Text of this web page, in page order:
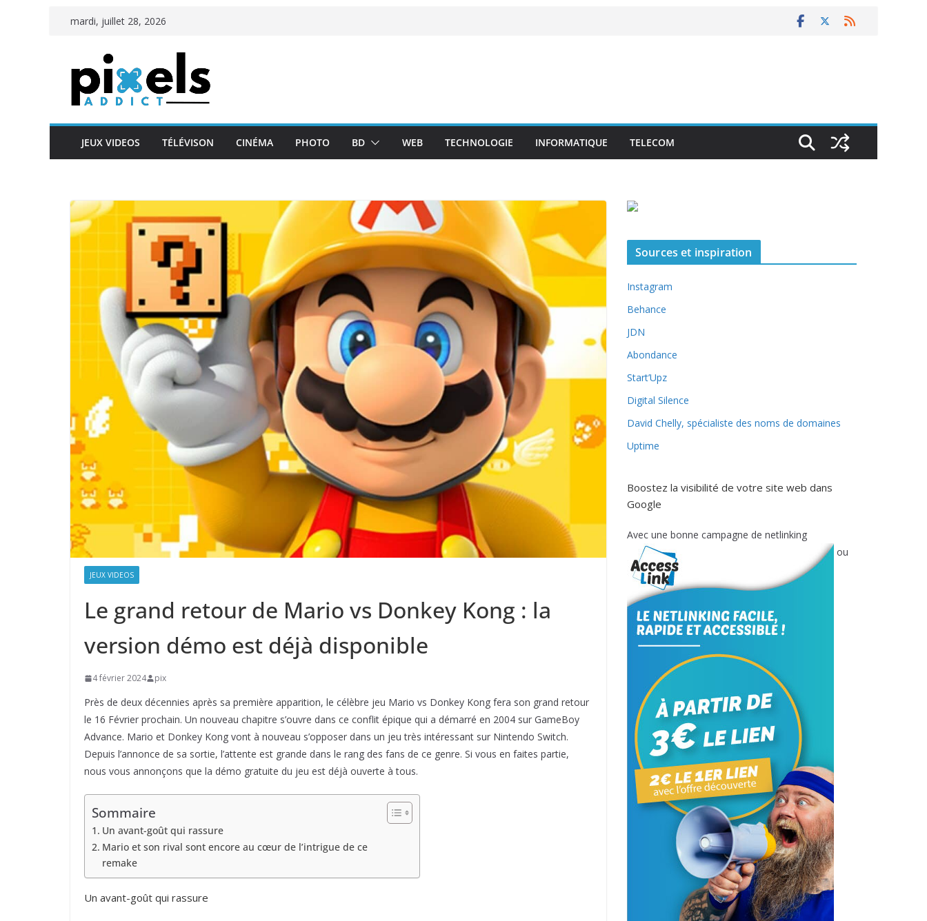
Passermardi, juillet 28, 2026
JEUX VIDEOS TÉLÉVISON CINÉMA PHOTO BD WEB TECHNOLOGIE INFORMATIQUE TELECOM
JEUX VIDEOS
Le grand retour de Mario vs Donkey Kong : la
version démo est déjà disponible
4 février 2024 pix
Près de deux décennies après sa première apparition, le célèbre jeu Mario vs Donkey Kong fera son grand retour
le 16 Février prochain. Un nouveau chapitre s’ouvre dans ce conflit épique qui a démarré en 2004 sur GameBoy
Advance. Mario et Donkey Kong vont à nouveau s’opposer dans un jeu très intéressant sur Nintendo Switch.
Depuis l’annonce de sa sortie, l’attente est grande dans le rang des fans de ce genre. Si vous en faites partie,
nous vous annonçons que la démo gratuite du jeu est déjà ouverte à tous.
Sommaire
Un avant-goût qui rassure
Mario et son rival sont encore au cœur de l’intrigue de ce
remake
Un avant-goût qui rassure
Sources et inspiration
Instagram
Behance
JDN
Abondance
Start’Upz
Digital Silence
David Chelly, spécialiste des noms de domaines
Uptime
Boostez la visibilité de votre site web dans
Google
Avec une bonne campagne de netlinking
ou